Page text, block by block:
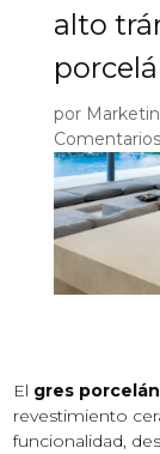
alto
por
Comentarios
El gres
revestimiento
funcionalidad,